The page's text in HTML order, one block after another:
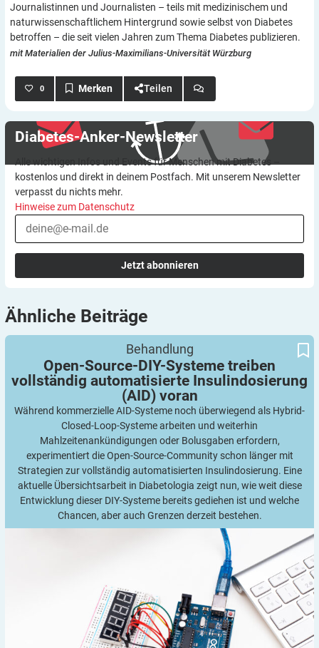
Journalistinnen und Journalisten – teils mit medizinischem und
naturwissenschaftlichem Hintergrund sowie selbst von Diabetes
betroffen – die seit vielen Jahren zum Thema Diabetes publizieren.
mit Materialien der Julius-Maximilians-Universität Würzburg
0 Teilen
Diabetes-Anker-Newsletter
Alle wichtigen Infos und Events für Menschen mit Diabetes –
kostenlos und direkt in deinem Postfach. Mit unserem Newsletter
verpasst du nichts mehr.
Hinweise zum Datenschutz
Jetzt abonnieren
Ähnliche Beiträge
Open-Source-DIY-Systeme treiben vollständig automatisierte
Insulindosierung (AID) voran
Behandlung
Open-Source-DIY-Systeme treiben
vollständig automatisierte Insulindosierung
(AID) voran
Während kommerzielle AID-Systeme noch überwiegend als Hybrid-
Closed-Loop-Systeme arbeiten und weiterhin
Mahlzeitenankündigungen oder Bolusgaben erfordern,
experimentiert die Open-Source-Community schon länger mit
Strategien zur vollständig automatisierten Insulindosierung. Eine
aktuelle Übersichtsarbeit in Diabetologia zeigt nun, wie weit diese
Entwicklung dieser DIY-Systeme bereits gediehen ist und welche
Chancen, aber auch Grenzen derzeit bestehen.